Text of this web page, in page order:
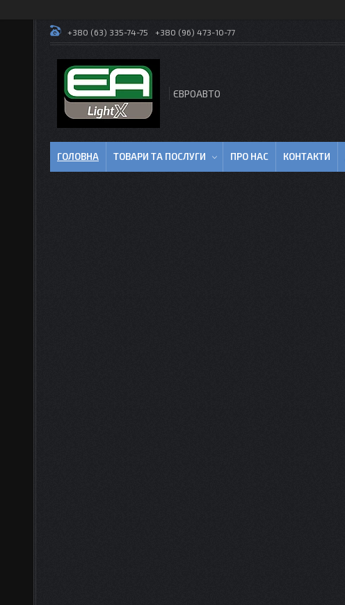
+380 (63) 335-74-75 +380 (96) 473-10-77
ЄВРОАВТО
ГОЛОВНА ТОВАРИ ТА ПОСЛУГИ ПРО НАС КОНТАКТИ